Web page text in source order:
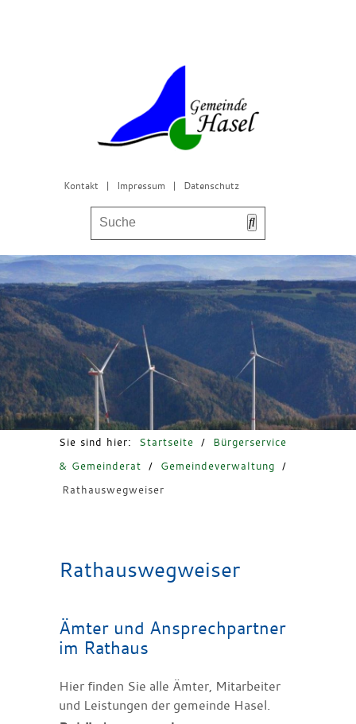
Kontakt | Impressum | Datenschutz
Bürgerservice & Gemeinderat
Leben in Hasel
Freizeit & Tourismus
Sie sind hier: Startseite /
Bürgerservice
& Gemeinderat
/ Gemeindeverwaltung
/
Rathauswegweiser
Rathauswegweiser
Ämter und Ansprechpartner
im Rathaus
Hier finden Sie alle Ämter, Mitarbeiter
und Leistungen der gemeinde Hasel.